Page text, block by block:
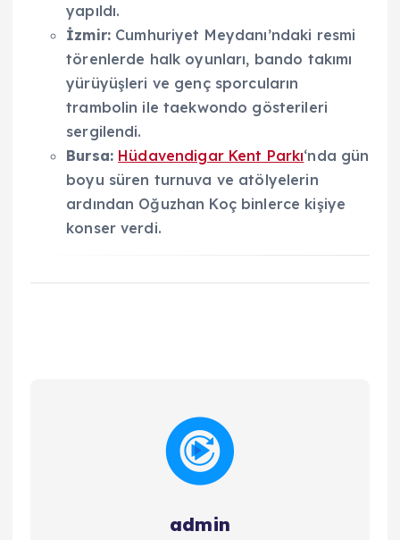
yapıldı.
İzmir:Cumhuriyet Meydanı’ndaki resmi
törenlerde halk oyunları, bando takımı
yürüyüşleri ve genç sporcuların
trambolin ile taekwondo gösterileri
sergilendi.
Bursa: Hüdavendigar Kent Parkı‘nda gün
boyu süren turnuva ve atölyelerin
ardından Oğuzhan Koç binlerce kişiye
konser verdi.
admin